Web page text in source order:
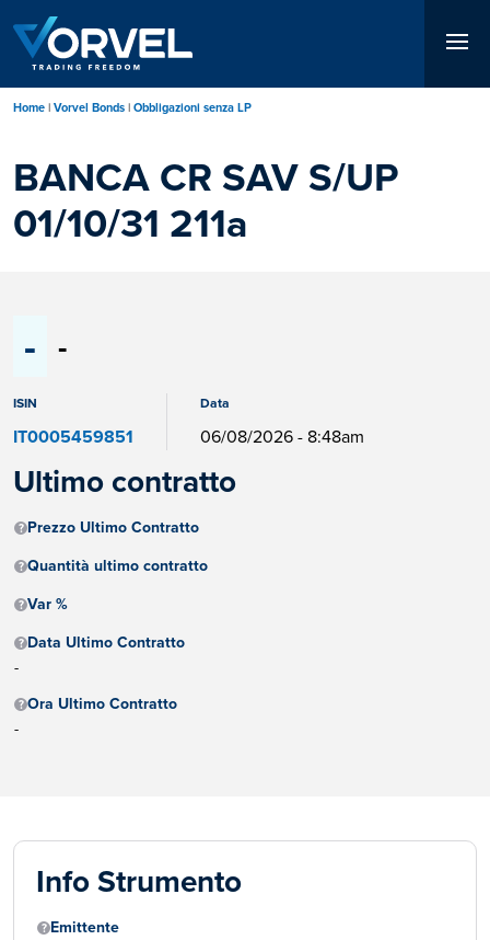
contenuto
principale
Home Vorvel Bonds Obbligazioni senza LP
BANCA CR SAV S/UP
01/10/31 211a
- -
ISIN
IT0005459851
Data
06/08/2026 - 8:48am
Ultimo contratto
Prezzo Ultimo Contratto
Quantità ultimo contratto
Var %
Data Ultimo Contratto
-
Ora Ultimo Contratto
-
Info Strumento
Emittente